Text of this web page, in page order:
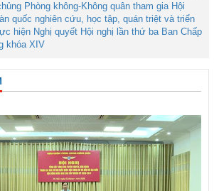
Phòng không-Không quân tham gia Hội
quốc nghiên cứu, học tập, quán triệt và triển
hiện Nghị quyết Hội nghị lần thứ ba Ban Chấp
khóa XIV